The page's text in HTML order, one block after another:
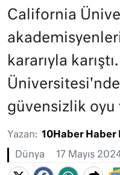
California
kararıyla
güvensizlik oyu
Yazan: 10Haber Haber
Dünya 17 Mayıs